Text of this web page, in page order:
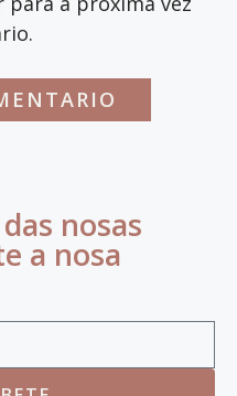
nosas
a nosa